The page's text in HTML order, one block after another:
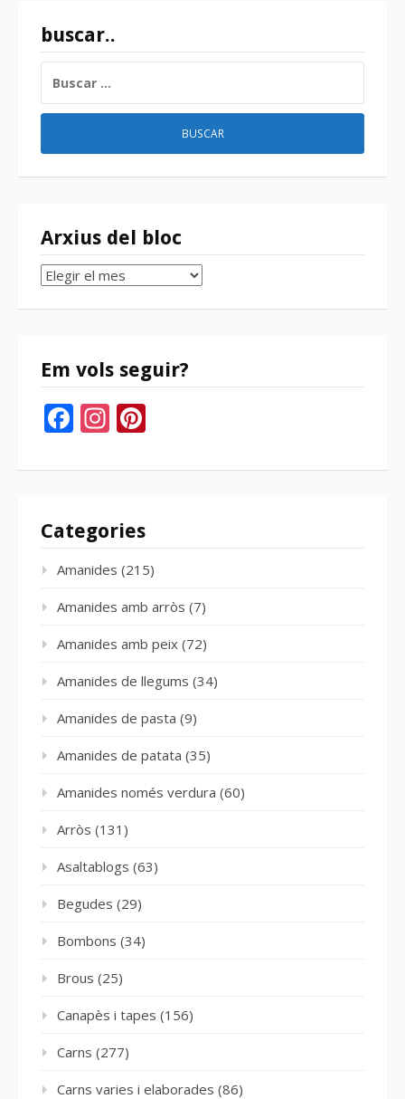
buscar..
Arxius del bloc
Arxius
bloc
Em vols seguir?
Facebook
Instagram
Categories
Amanides (215)
Amanides amb arròs (7)
Amanides amb peix (72)
Amanides de llegums (34)
Amanides de pasta (9)
Amanides de patata (35)
Amanides només verdura (60)
Arròs (131)
Asaltablogs (63)
Begudes (29)
Bombons (34)
Brous (25)
Canapès i tapes (156)
Carns (277)
Carns varies i elaborades (86)